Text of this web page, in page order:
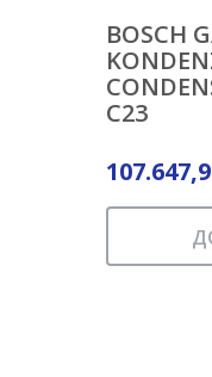
BOSCH
C23